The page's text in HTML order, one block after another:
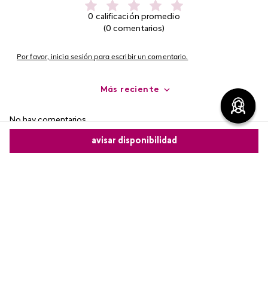
avisar disponibilidad
0 calificación promedio
(0 comentarios)
Por favor, inicia sesión para escribir un comentario.
Más reciente
No hay comentarios.